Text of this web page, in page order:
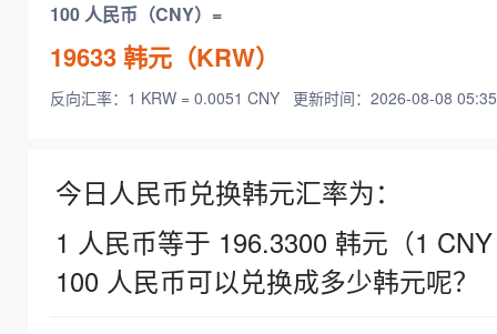
100 人民币（CNY）=
19633韩元（KRW）
反向汇率：1 KRW = 0.0051 CNY 更新时间：2026-08-08
今日人民币兑换韩元汇率为：
1 人民币等于 196.3300 韩元（1
100 人民币可以兑换成多少韩元呢？